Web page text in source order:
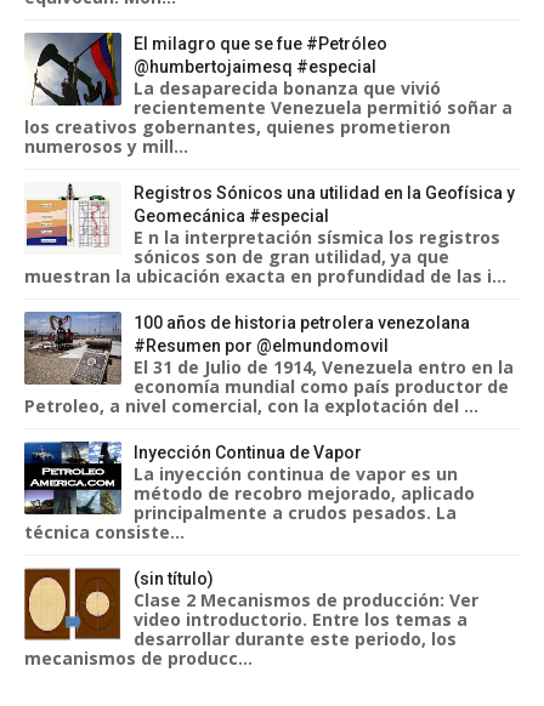
El milagro que se fue #Petróleo
@humbertojaimesq #especial
La desaparecida bonanza que vivió
recientemente Venezuela permitió soñar a
los creativos gobernantes, quienes prometieron
numerosos y mill...
Registros Sónicos una utilidad en la Geofísica y
Geomecánica #especial
E n la interpretación sísmica los registros
sónicos son de gran utilidad, ya que
muestran la ubicación exacta en profundidad de las i...
100 años de historia petrolera venezolana
#Resumen por @elmundomovil
El 31 de Julio de 1914, Venezuela entro en la
economía mundial como país productor de
Petroleo, a nivel comercial, con la explotación del ...
Inyección Continua de Vapor
La inyección continua de vapor es un
método de recobro mejorado, aplicado
principalmente a crudos pesados. La
técnica consiste...
(sin título)
Clase 2 Mecanismos de producción: Ver
video introductorio. Entre los temas a
desarrollar durante este periodo, los
mecanismos de producc...